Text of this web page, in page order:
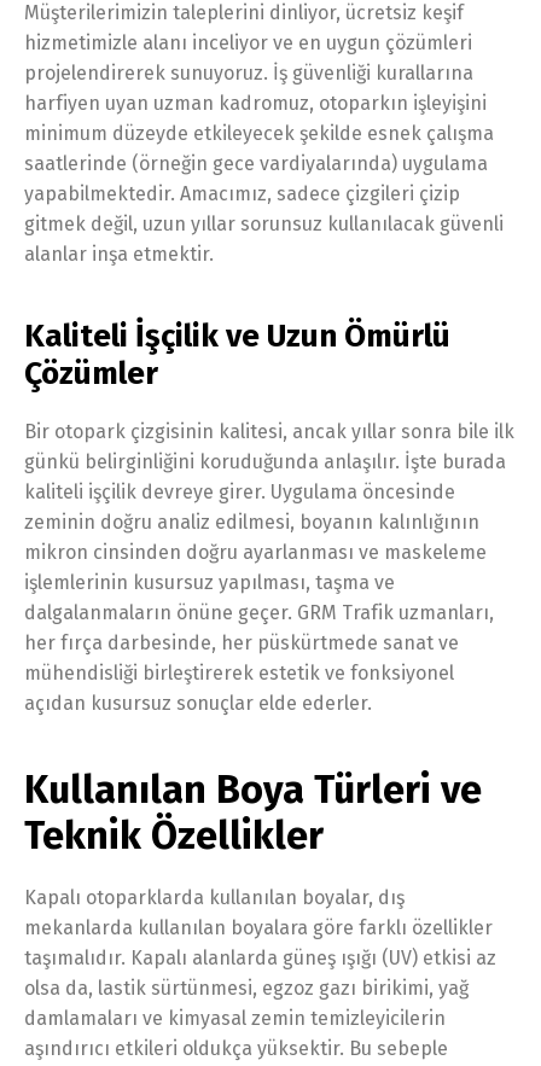
Müşterilerimizin taleplerini dinliyor, ücretsiz keşif
hizmetimizle alanı inceliyor ve en uygun çözümleri
projelendirerek sunuyoruz. İş güvenliği kurallarına
harfiyen uyan uzman kadromuz, otoparkın işleyişini
minimum düzeyde etkileyecek şekilde esnek çalışma
saatlerinde (örneğin gece vardiyalarında) uygulama
yapabilmektedir. Amacımız, sadece çizgileri çizip
gitmek değil, uzun yıllar sorunsuz kullanılacak güvenli
alanlar inşa etmektir.
Kaliteli İşçilik ve Uzun Ömürlü
Çözümler
Bir otopark çizgisinin kalitesi, ancak yıllar sonra bile ilk
günkü belirginliğini koruduğunda anlaşılır. İşte burada
kaliteli işçilik devreye girer. Uygulama öncesinde
zeminin doğru analiz edilmesi, boyanın kalınlığının
mikron cinsinden doğru ayarlanması ve maskeleme
işlemlerinin kusursuz yapılması, taşma ve
dalgalanmaların önüne geçer. GRM Trafik uzmanları,
her fırça darbesinde, her püskürtmede sanat ve
mühendisliği birleştirerek estetik ve fonksiyonel
açıdan kusursuz sonuçlar elde ederler.
Kullanılan Boya Türleri ve
Teknik Özellikler
Kapalı otoparklarda kullanılan boyalar, dış
mekanlarda kullanılan boyalara göre farklı özellikler
taşımalıdır. Kapalı alanlarda güneş ışığı (UV) etkisi az
olsa da, lastik sürtünmesi, egzoz gazı birikimi, yağ
damlamaları ve kimyasal zemin temizleyicilerin
aşındırıcı etkileri oldukça yüksektir. Bu sebeple